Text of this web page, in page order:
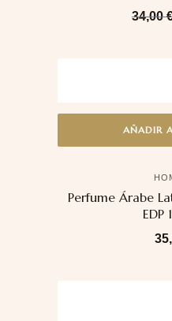
34,00
AÑADIR
Perfume Árabe